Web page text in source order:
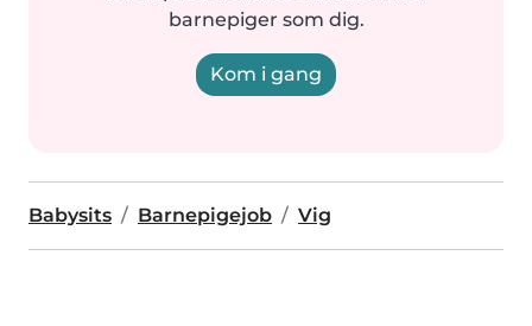
barnepiger som dig.
Kom i gang
Babysits Barnepigejob Vig